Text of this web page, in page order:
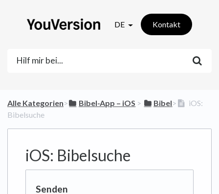
DE Kontakt
Alle Kategorien​>​ ​Bibel-App – iOS ​ > ​ ​Bibel​>​
iOS:
Bibelsuche
iOS: Bibelsuche